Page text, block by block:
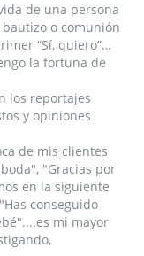
de una persona
o comunión
“Sí, quiero”…
la fortuna de
los reportajes
y opiniones
de mis clientes
"Gracias por
en la siguiente
conseguido
mi mayor